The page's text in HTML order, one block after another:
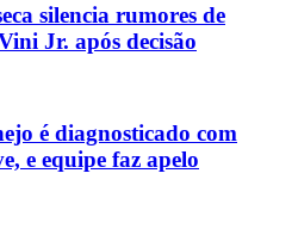
silencia rumores de
Jr. após decisão
é diagnosticado com
e equipe faz apelo